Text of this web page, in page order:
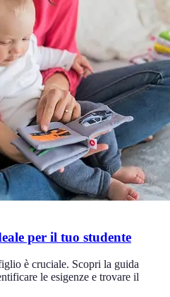
per il tuo studente
è cruciale. Scopri la guida
le esigenze e trovare il